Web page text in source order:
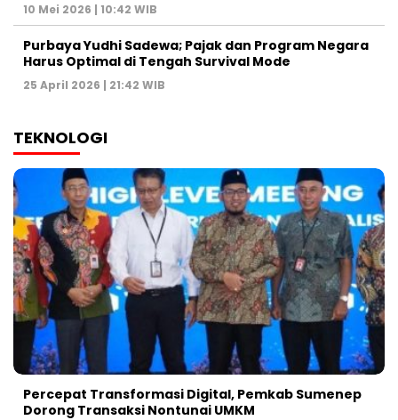
10 Mei 2026 | 10:42 WIB
Purbaya Yudhi Sadewa; Pajak dan Program Negara
Harus Optimal di Tengah Survival Mode
25 April 2026 | 21:42 WIB
TEKNOLOGI
Percepat Transformasi Digital, Pemkab Sumenep
Dorong Transaksi Nontunai UMKM